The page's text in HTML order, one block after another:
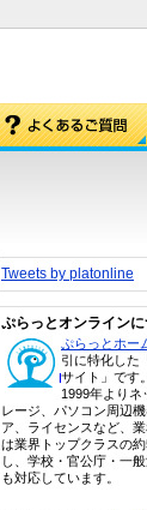
Tweets by platonline
ぷらっとオンラインに
ぷらっとホー
引に特化した
サイト」です。
1999年よりネ
レージ、パソコン周辺
ア、ライセンスなど、
は業界トップクラスの
し、学校・官公庁・一
も対応しています。